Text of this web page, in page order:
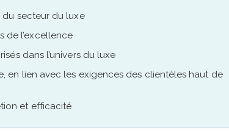
du secteur du luxe
de l’excellence
dans l’univers du luxe
en lien avec les exigences des clientèles haut de
et efficacité